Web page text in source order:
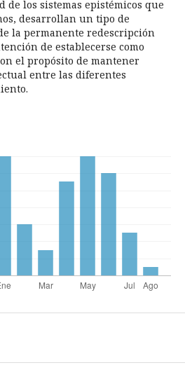
de los sistemas epistémicos que
desarrollan un tipo de
la permanente redescripción
de establecerse como
el propósito de mantener
entre las diferentes